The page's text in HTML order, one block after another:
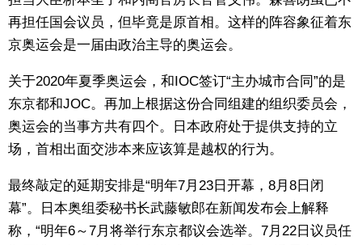
再担任国会议员，但毕竟是原首相。这样的阵容象征着东
京奥运会是一届由政治主导的奥运会。
关于2020年夏季奥运会，和IOC签订“主办城市合同”的是
东京都和JOC。再加上根据这份合同组建的组织委员会，
奥运会的当事方共有四个。日本政府处于提供支持的立
场，首相出面交涉本来应该算是越权的行为。
最终敲定的延期安排是“明年7月23日开幕，8月8日闭
幕”。日本奥组委秘书长武藤敏郎在新闻发布会上解释
称，“明年6～7月将举行东京都议会选举。7月22日议员任